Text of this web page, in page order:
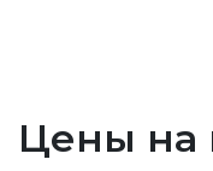
Цены на